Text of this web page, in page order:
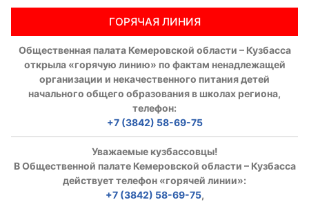
ГОРЯЧАЯ ЛИНИЯ
Общественная палата Кемеровской области – Кузбасса
открыла «горячую линию» по фактам ненадлежащей
организации и некачественного питания детей
начального общего образования в школах региона,
телефон:
+7 (3842) 58-69-75
Уважаемые кузбассовцы!
В Общественной палате Кемеровской области – Кузбасса
действует телефон «горячей линии»:
+7 (3842) 58-69-75,